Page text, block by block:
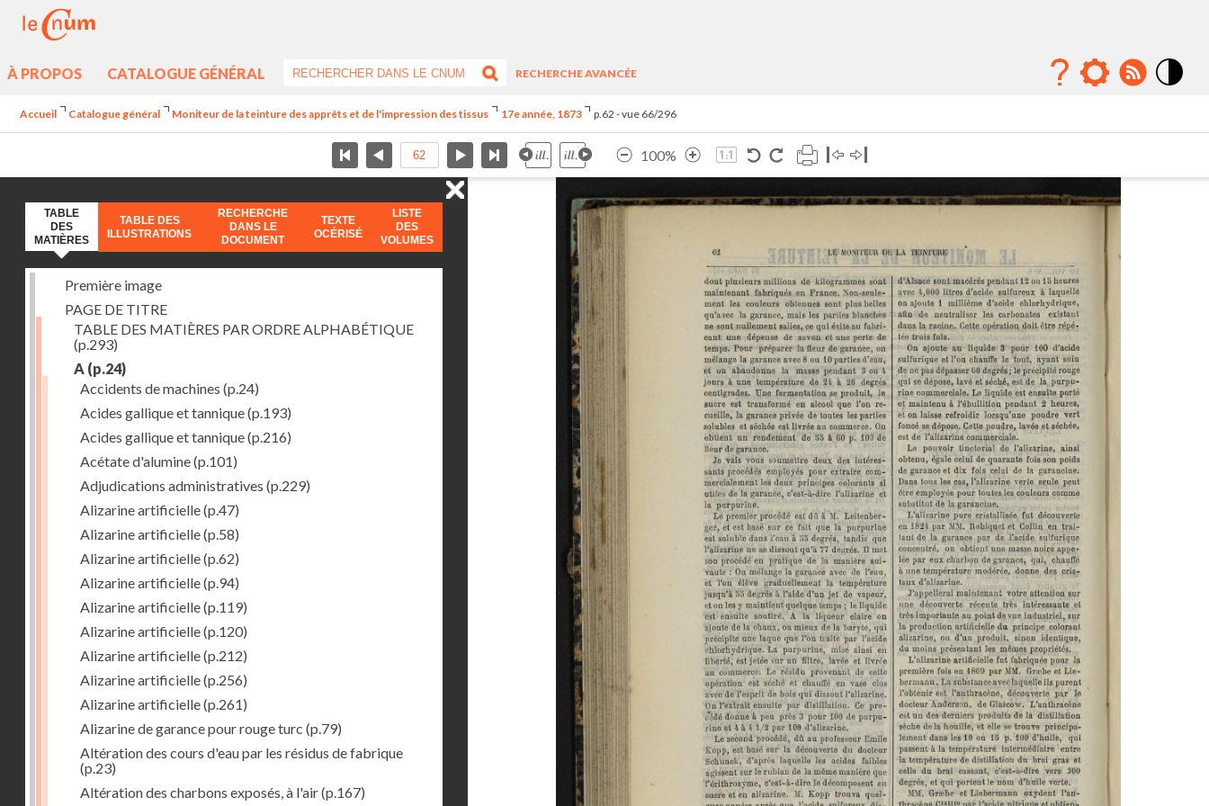
À PROPOS CATALOGUE GÉNÉRAL
RECHERCHE AVANCÉE
Accueil Catalogue général Moniteur de la teinture des apprêts et de l'impression des tissus 17e année, 1873 p.62 - vue 66/296
100%
TABLE
DES
MATIÈRES
TABLE DES
ILLUSTRATIONS
RECHERCHE
DANS LE
DOCUMENT
TEXTE
OCÉRISÉ
LISTE
DES
VOLUMES
Première image
PAGE DE TITRE
TABLE DES MATIÈRES PAR ORDRE ALPHABÉTIQUE
(p.293)
A (p.24)
Accidents de machines (p.24)
Acides gallique et tannique(p.193)
Acides gallique et tannique(p.216)
Acétate d'alumine(p.101)
Adjudications administratives (p.229)
Alizarine artificielle(p.47)
Alizarine artificielle(p.58)
Alizarine artificielle(p.62)
Alizarine artificielle(p.94)
Alizarine artificielle(p.119)
Alizarine artificielle(p.120)
Alizarine artificielle(p.212)
Alizarine artificielle(p.256)
Alizarine artificielle(p.261)
Alizarine de garance pour rouge turc (p.79)
Altération des cours d'eau par les résidus de fabrique
(p.23)
Altération des charbons exposés, à l'air(p.167)